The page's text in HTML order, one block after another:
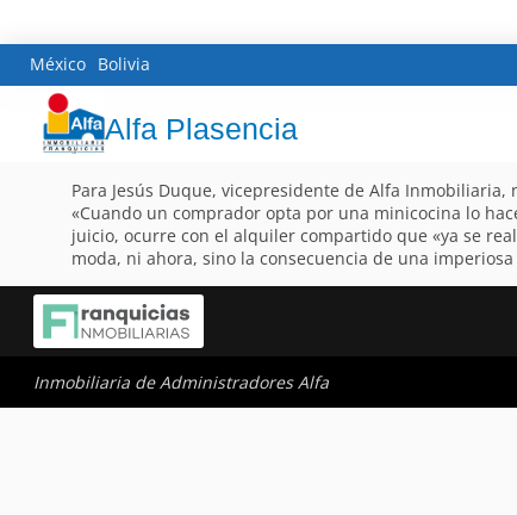
México Bolivia
Alfa Plasencia
Para Jesús Duque, vicepresidente de Alfa
«Cuando un comprador opta por una minicocina lo
juicio, ocurre con el alquiler compartido que «ya se
moda, ni ahora, sino la consecuencia de una imperiosa
Inmobiliaria de Administradores Alfa